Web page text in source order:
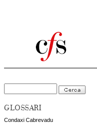
GLOSSARI
Condaxi Cabrevadu